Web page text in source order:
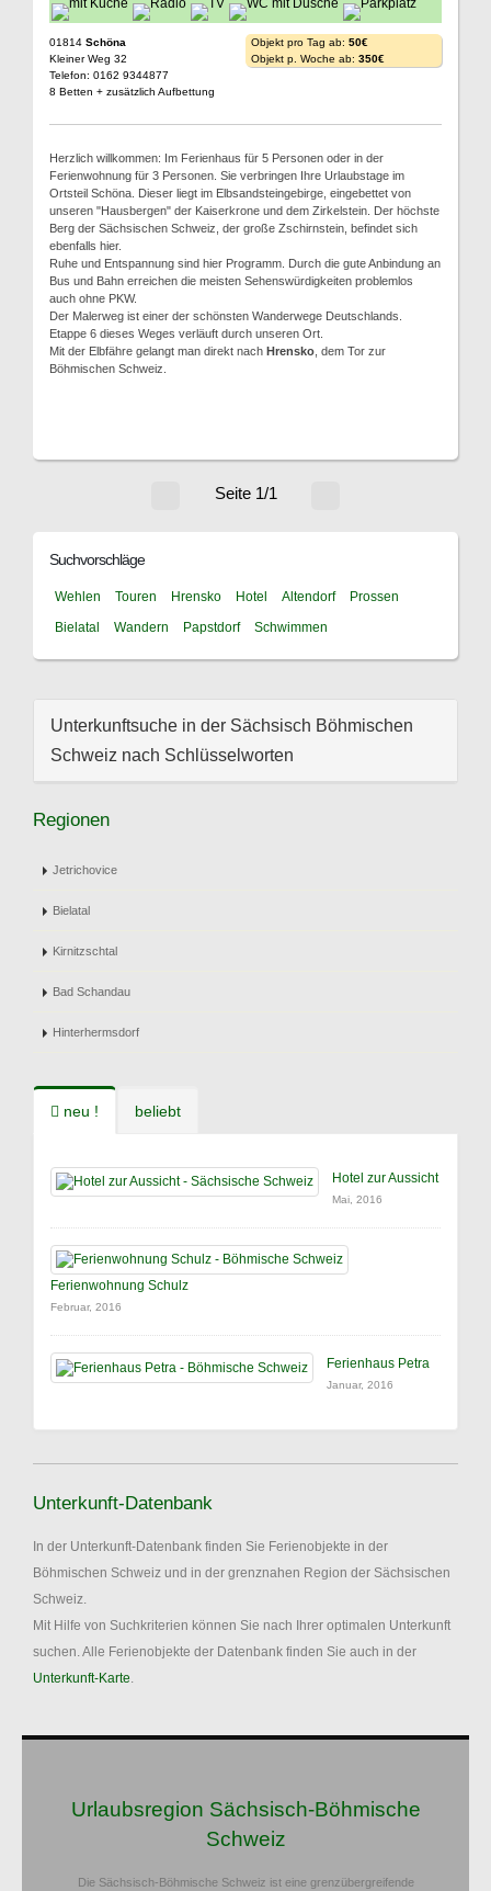
01814 Schöna
Kleiner Weg 32
Telefon: 0162 9344877
8 Betten + zusätzlich Aufbettung
Objekt pro Tag ab: 50€
Objekt p. Woche ab: 350€
Herzlich willkommen: Im Ferienhaus für 5 Personen oder in der
Ferienwohnung für 3 Personen. Sie verbringen Ihre Urlaubstage im
Ortsteil Schöna. Dieser liegt im Elbsandsteingebirge, eingebettet von
unseren "Hausbergen" der Kaiserkrone und dem Zirkelstein. Der höchste
Berg der Sächsischen Schweiz, der große Zschirnstein, befindet sich
ebenfalls hier.
Ruhe und Entspannung sind hier Programm. Durch die gute Anbindung an
Bus und Bahn erreichen die meisten Sehenswürdigkeiten problemlos
auch ohne PKW.
Der Malerweg ist einer der schönsten Wanderwege Deutschlands.
Etappe 6 dieses Weges verläuft durch unseren Ort.
Mit der Elbfähre gelangt man direkt nach Hrensko , dem Tor zur
Böhmischen Schweiz.
Seite 1/1
Suchvorschläge
Wehlen Touren Hrensko Hotel Altendorf
Prossen
Bielatal
Wandern Papstdorf Schwimmen
Unterkunftsuche in der Sächsisch Böhmischen
Schweiz nach Schlüsselworten
Regionen
Jetrichovice
Bielatal
Kirnitzschtal
Bad Schandau
Hinterhermsdorf
neu ! beliebt
Hotel zur Aussicht
Mai, 2016
Ferienwohnung Schulz
Februar, 2016
Ferienhaus Petra
Januar, 2016
Unterkunft-Datenbank
In der Unterkunft-Datenbank finden Sie Ferienobjekte in der
Böhmischen Schweiz und in der grenznahen Region der Sächsischen
Schweiz.
Mit Hilfe von Suchkriterien können Sie nach Ihrer optimalen Unterkunft
suchen. Alle Ferienobjekte der Datenbank finden Sie auch in der
Unterkunft-Karte.
Urlaubsregion Sächsisch-Böhmische
Schweiz
Die Sächsisch-Böhmische Schweiz ist eine grenzübergreifende